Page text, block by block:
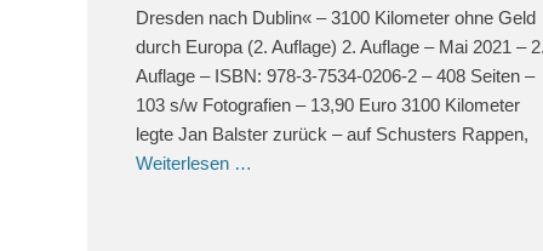
Dresden nach Dublin« – 3100 Kilometer ohne Geld
durch Europa (2. Auflage) 2. Auflage – Mai 2021 – 2.
Auflage – ISBN: 978-3-7534-0206-2 – 408 Seiten –
103 s/w Fotografien – 13,90 Euro 3100 Kilometer
legte Jan Balster zurück – auf Schusters Rappen,
Weiterlesen …